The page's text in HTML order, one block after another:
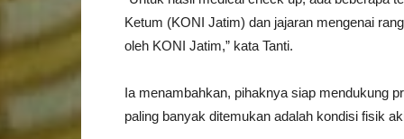
Ketum (KONI Jatim) dan jajaran mengenai
oleh KONI Jatim,” kata Tanti.
Ia menambahkan, pihaknya siap mendukung
paling banyak ditemukan adalah kondisi fisik